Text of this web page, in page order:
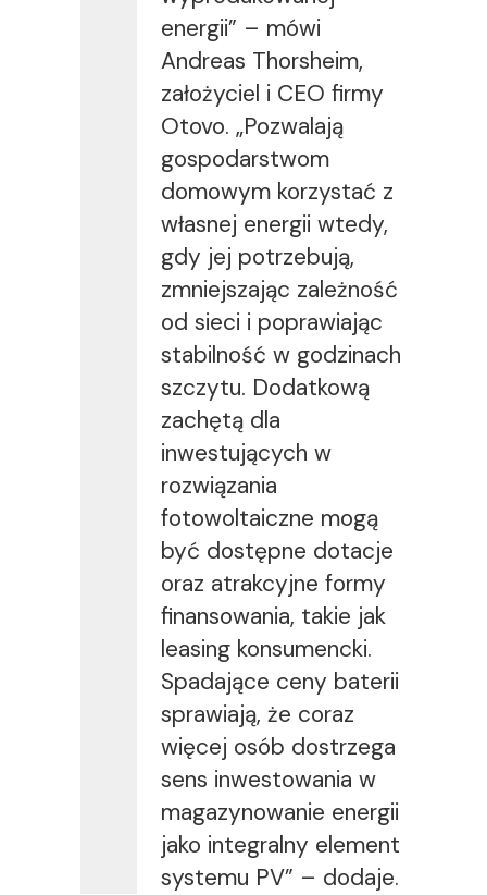
energii” – mówi
Andreas Thorsheim,
założyciel i CEO firmy
Otovo. „Pozwalają
gospodarstwom
domowym korzystać z
własnej energii wtedy,
gdy jej potrzebują,
zmniejszając zależność
od sieci i poprawiając
stabilność w godzinach
szczytu. Dodatkową
zachętą dla
inwestujących w
rozwiązania
fotowoltaiczne mogą
być dostępne dotacje
oraz atrakcyjne formy
finansowania, takie jak
leasing konsumencki.
Spadające ceny baterii
sprawiają, że coraz
więcej osób dostrzega
sens inwestowania w
magazynowanie energii
jako integralny element
systemu PV” – dodaje.